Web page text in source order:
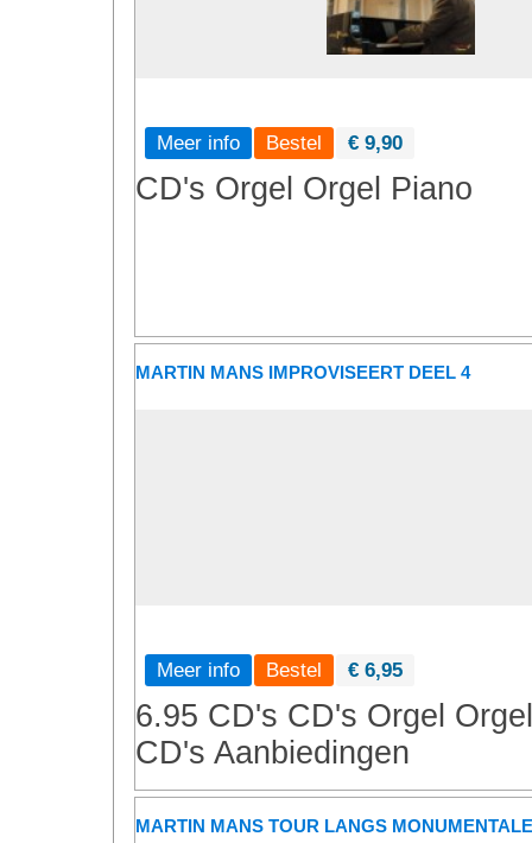
Meer info € 9,90
CD's Orgel Orgel Piano
MARTIN MANS IMPROVISEERT DEEL 4
Meer info € 6,95
6.95 CD's CD's Orgel Orgel
CD's Aanbiedingen